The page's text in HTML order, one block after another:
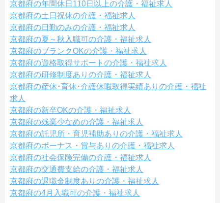
京都府の年間休日110日以上の介護・福祉求人
京都府の土日祝休の介護・福祉求人
京都府の日勤のみの介護・福祉求人
京都府の夏～秋入職可の介護・福祉求人
京都府のブランクOKの介護・福祉求人
京都府の資格取得サポートの介護・福祉求人
京都府の研修制度ありの介護・福祉求人
京都府の産休･育休･介護休暇取得実績ありの介護・福祉
求人
京都府の新卒OKの介護・福祉求人
京都府の残業少なめの介護・福祉求人
京都府の託児所・育児補助ありの介護・福祉求人
京都府のボーナス・賞与ありの介護・福祉求人
京都府の社会保険完備の介護・福祉求人
京都府の交通費支給の介護・福祉求人
京都府の退職金制度ありの介護・福祉求人
京都府の4月入職可の介護・福祉求人